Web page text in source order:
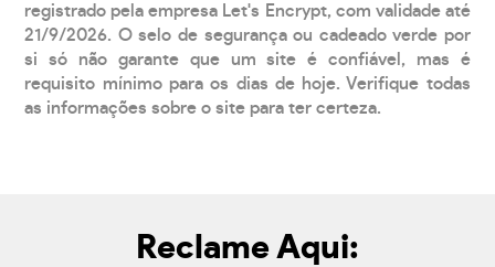
registrado pela empresa Let's Encrypt, com validade até
21/9/2026. O selo de segurança ou cadeado verde por
si só não garante que um site é confiável, mas é
requisito mínimo para os dias de hoje. Verifique todas
as informações sobre o site para ter certeza.
Reclame Aqui: